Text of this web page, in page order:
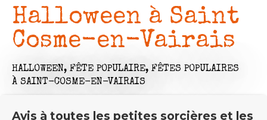
Halloween à Saint
Cosme-en-Vairais
HALLOWEEN, FÊTE POPULAIRE, FÊTES POPULAIRES
À SAINT-COSME-EN-VAIRAIS
Avis à toutes les petites sorcières et les